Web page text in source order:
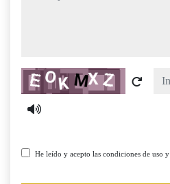
Captcha
He leído y acepto las condiciones de uso y